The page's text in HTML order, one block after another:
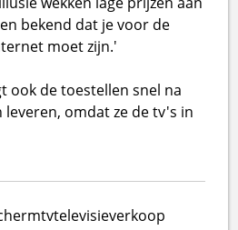
bekend dat je voor de
moet zijn.'
ook de toestellen snel na
omdat ze de tv's in
tvtelevisieverkoop